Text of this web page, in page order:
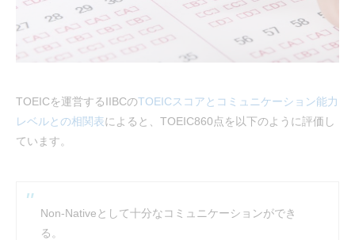
TOEICを運営するIIBCのTOEICスコアとコミュニケーション能力
レベルとの相関表によると、TOEIC860点を以下のように評価し
ています。
Non-Nativeとして十分なコミュニケーションができ
る。